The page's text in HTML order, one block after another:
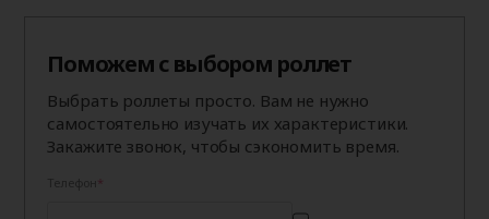
Поможем с выбором роллет
Выбрать роллеты просто. Вам не нужно
самостоятельно изучать их характеристики.
Закажите звонок, чтобы сэкономить время.